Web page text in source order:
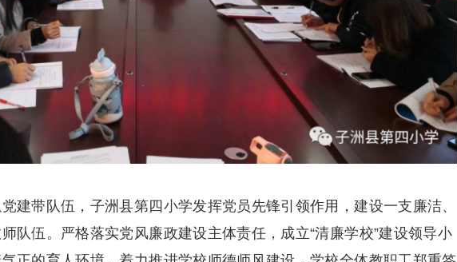
建带队伍，子洲县第四小学发挥党员先锋引领作用，建设一支廉洁、
队伍。严格落实党风廉政建设主体责任，成立“清廉学校”建设领导小